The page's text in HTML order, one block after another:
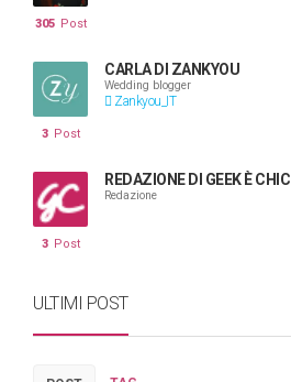
305 Post
CARLA DI ZANKYOU
Wedding blogger
Zankyou_IT
3 Post
REDAZIONE DI GEEK È CHIC
Redazione
3 Post
ULTIMI POST